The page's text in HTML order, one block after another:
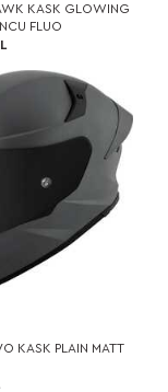
KASK GLOWING
FLUO
KASK PLAIN MATT